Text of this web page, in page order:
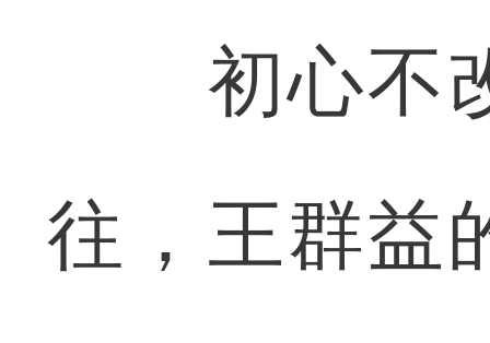
初心不改
往，王群益